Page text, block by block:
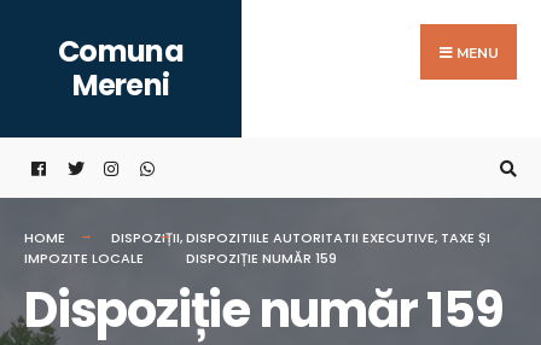
content
Comuna
Mereni
MENU
HOME DISPOZIȚII,DISPOZITIILE AUTORITATII EXECUTIVE, TAXE ȘI
IMPOZITE LOCALE
DISPOZIȚIE NUMĂR 159
Dispoziție număr 159
for: